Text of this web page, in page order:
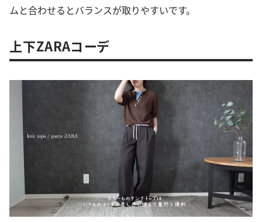
ムと合わせるとバランスが取りやすいです。
上下ZARAコーデ